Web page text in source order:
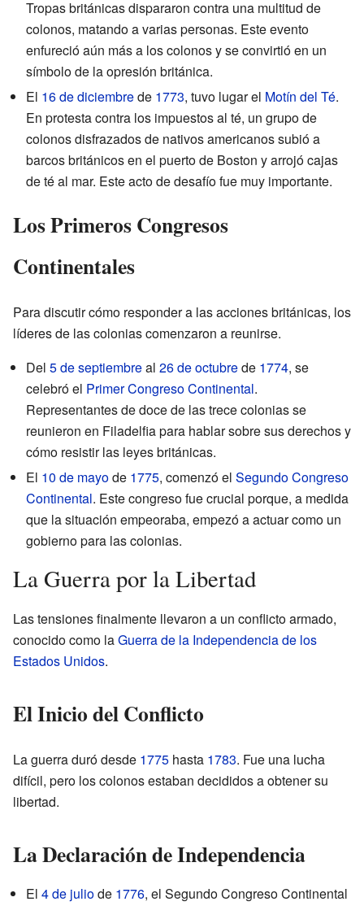
Tropas británicas dispararon contra una multitud de
colonos, matando a varias personas. Este evento
enfureció aún más a los colonos y se convirtió en un
símbolo de la opresión británica.
El 16 de diciembrede 1773, tuvo lugar el Motín del Té.
En protesta contra los impuestos al té, un grupo de
colonos disfrazados de nativos americanos subió a
barcos británicos en el puerto de Boston y arrojó cajas
de té al mar. Este acto de desafío fue muy importante.
Los Primeros Congresos
Continentales
Para discutir cómo responder a las acciones británicas, los
líderes de las colonias comenzaron a reunirse.
Del 5 de septiembreal 26 de octubrede 1774, se
celebró el Primer Congreso Continental.
Representantes de doce de las trece colonias se
reunieron en Filadelfia para hablar sobre sus derechos y
cómo resistir las leyes británicas.
El 10 de mayode 1775, comenzó el Segundo Congreso
Continental. Este congreso fue crucial porque, a medida
que la situación empeoraba, empezó a actuar como un
gobierno para las colonias.
La Guerra por la Libertad
Las tensiones finalmente llevaron a un conflicto armado,
conocido como laGuerra de la Independencia de los
Estados Unidos.
El Inicio del Conflicto
La guerra duró desde 1775 hasta 1783. Fue una lucha
difícil, pero los colonos estaban decididos a obtener su
libertad.
La Declaración de Independencia
El 4 de juliode 1776, el Segundo Congreso Continental